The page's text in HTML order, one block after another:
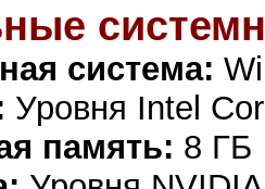
система:
Уровня Intel
память: 8 ГБ